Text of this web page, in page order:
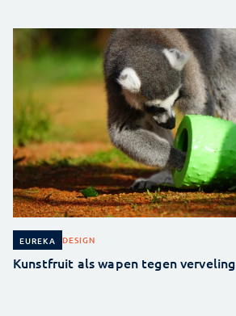
EUREKA DESIGN
Kunstfruit als wapen tegen verveling